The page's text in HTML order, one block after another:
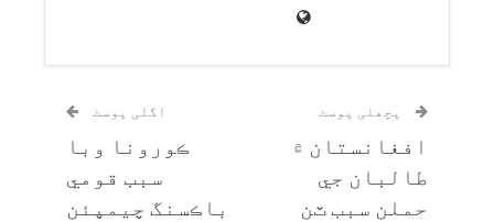
پچھلی پوسٹ
افغانستان ۾
طالبان جي
حملن سبب ٽن
اگلی پوسٹ
ڪورونا وبا
سبب قومي
باڪسنگ چيمپئن